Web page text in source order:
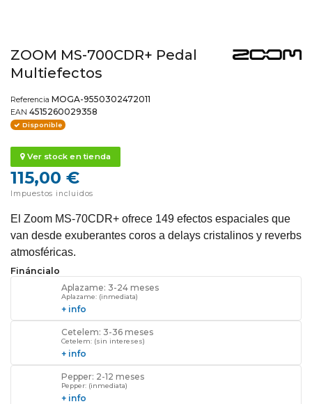
ZOOM MS-700CDR+ Pedal
Multiefectos
Referencia MOGA-9550302472011
EAN 4515260029358
Disponible
Ver stock en tienda
115,00 €
Impuestos incluidos
El Zoom MS-70CDR+ ofrece 149 efectos espaciales que
van desde exuberantes coros a delays cristalinos y reverbs
atmosféricas.
Fináncialo
Aplazame: 3-24 meses
Aplazame: (inmediata)
+ info
Cetelem: 3-36 meses
Cetelem: (sin intereses)
+ info
Pepper: 2-12 meses
Pepper: (inmediata)
+ info